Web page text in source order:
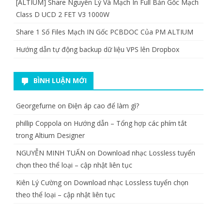
[ALTIUM] Share Nguyên Lý Và Mạch In Full Bản Gốc Mạch
Class D UCD 2 FET V3 1000W
Share 1 Số Files Mạch IN Gốc PCBDOC Của PM ALTIUM
Hướng dẫn tự động backup dữ liệu VPS lên Dropbox
BÌNH LUẬN MỚI
Georgefurne on Điện áp cao để làm gì?
phillip Coppola on Hướng dẫn – Tổng hợp các phím tắt
trong Altium Designer
NGUYỄN MINH TUẤN on Download nhạc Lossless tuyển
chọn theo thể loại – cập nhật liên tục
Kiên Lý Cường on Download nhạc Lossless tuyển chọn
theo thể loại – cập nhật liên tục